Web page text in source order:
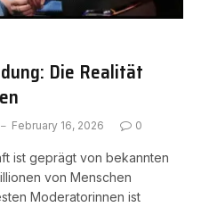
Die Realität
February 16, 2026 0
ist geprägt von bekannten
von Menschen
Moderatorinnen ist